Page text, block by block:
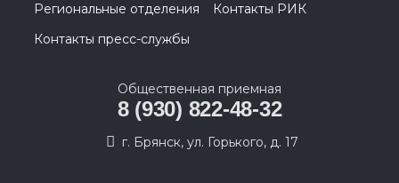
Региональные отделения
Контакты РИК
Контакты пресс-службы
Общественная приемная
8 (930) 822-48-32
г. Брянск, ул. Горького, д. 17